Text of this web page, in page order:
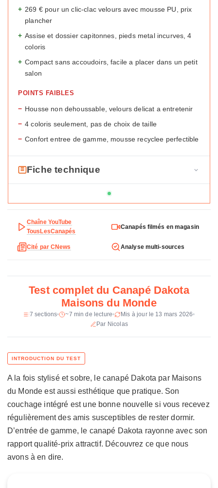
+ 269 € pour un clic-clac velours avec mousse PU, prix
plancher
+ Assise et dossier capitonnes, pieds metal incurves, 4
coloris
+ Compact sans accoudoirs, facile a placer dans un petit
salon
POINTS FAIBLES
− Housse non dehoussable, velours delicat a entretenir
− 4 coloris seulement, pas de choix de taille
− Confort entree de gamme, mousse recyclee perfectible
Fiche technique
e
t
e
h
d
C
n
a
p
a
k
o
Maisons du Monde
Type
Revetement
mousse PU 12 kg/m3, fibres polyester
Pieds Metal incurves
Prix constate 269 €
Chaîne YouTube
TousLesCanapés
Canapés filmés en magasin
Cité par CNews Analyse multi-sources
Test complet du Canapé Dakota
Maisons du Monde
7 sections ~7 min de lecture
Mis à jour le 13 mars 2026
Par Nicolas
A la fois stylisé et sobre, le canapé Dakota par Maisons
du Monde est aussi esthétique que pratique. Son
couchage intégré est une bonne nouvelle si vous recevez
régulièrement des amis susceptibles de rester dormir.
D’entrée de gamme, le canapé Dakota rayonne avec son
rapport qualité-prix attractif. Découvrez ce que nous
avons à en dire.